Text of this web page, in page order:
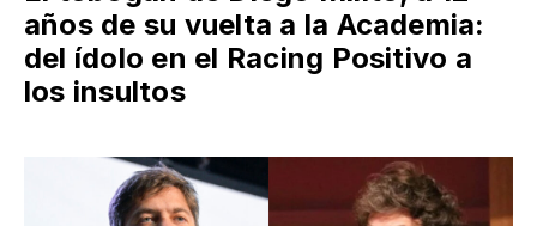
años de su vuelta a la Academia:
del ídolo en el Racing Positivo a
los insultos